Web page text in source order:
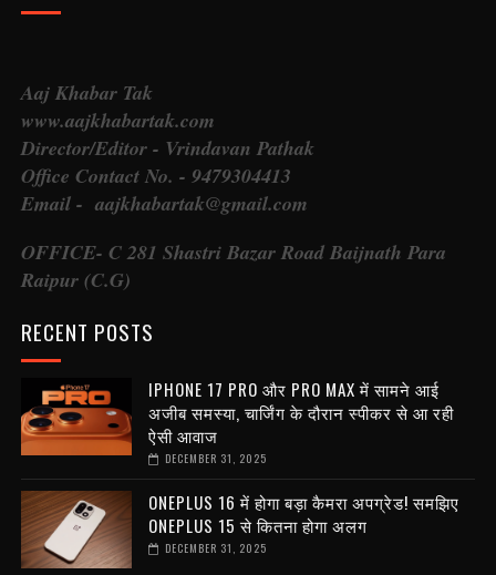
Aaj Khabar Tak
www.aajkhabartak.com
Director/Editor - Vrindavan Pathak
Office Contact No. - 9479304413
Email - aajkhabartak@gmail.com
OFFICE- C 281 Shastri Bazar Road Baijnath Para
Raipur (C.G)
RECENT POSTS
IPHONE 17 PRO और PRO MAX में सामने आई
अजीब समस्या, चार्जिंग के दौरान स्पीकर से आ रही
ऐसी आवाज
DECEMBER 31, 2025
ONEPLUS 16 में होगा बड़ा कैमरा अपग्रेड! समझिए
ONEPLUS 15 से कितना होगा अलग
DECEMBER 31, 2025